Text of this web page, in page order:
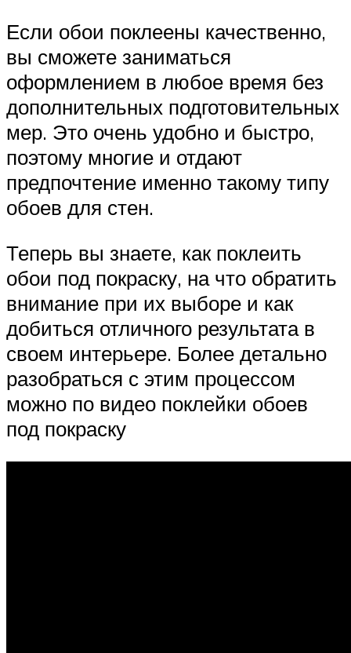
Если обои поклеены качественно,
вы сможете заниматься
оформлением в любое время без
дополнительных подготовительных
мер. Это очень удобно и быстро,
поэтому многие и отдают
предпочтение именно такому типу
обоев для стен.
Теперь вы знаете, как поклеить
обои под покраску, на что обратить
внимание при их выборе и как
добиться отличного результата в
своем интерьере. Более детально
разобраться с этим процессом
можно по видео поклейки обоев
под покраску